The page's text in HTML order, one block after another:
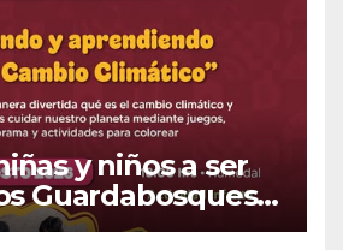
y niños a ser
Guardabosques»